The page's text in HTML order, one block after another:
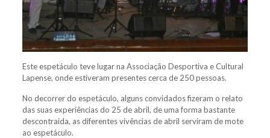
Este espetáculo teve lugar na Associação Desportiva e Cultural
Lapense, onde estiveram presentes cerca de 250 pessoas.
No decorrer do espetáculo, alguns convidados fizeram o relato
das suas experiências do 25 de abril, de uma forma bastante
descontraida, as diferentes vivências de abril serviram de mote
ao espetáculo.